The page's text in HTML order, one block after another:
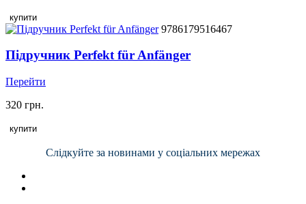
купити
9786179516467
Підручник Perfekt für Anfänger
Перейти
320 грн.
купити
Слідкуйте за новинами у соціальних мережах